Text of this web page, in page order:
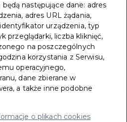
następujące dane: adres
adres URL żądania,
urządzenia, typ
przeglądarki, liczba kliknięć,
na poszczególnych
korzystania z Serwisu,
operacyjnego,
dane zbierane w
a także inne podobne
o plikach cookies